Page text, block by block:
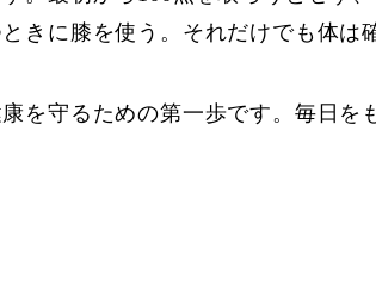
きに膝を使う。それだけでも体は
を守るための第一歩です。毎日